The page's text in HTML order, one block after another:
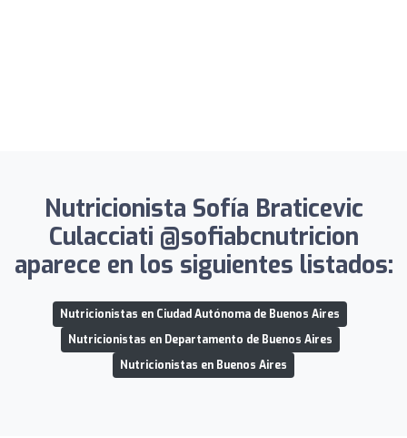
Nutricionista Sofía Braticevic
Culacciati @sofiabcnutricion
aparece en los siguientes listados:
Nutricionistas en Ciudad Autónoma de Buenos Aires
Nutricionistas en Departamento de Buenos Aires
Nutricionistas en Buenos Aires